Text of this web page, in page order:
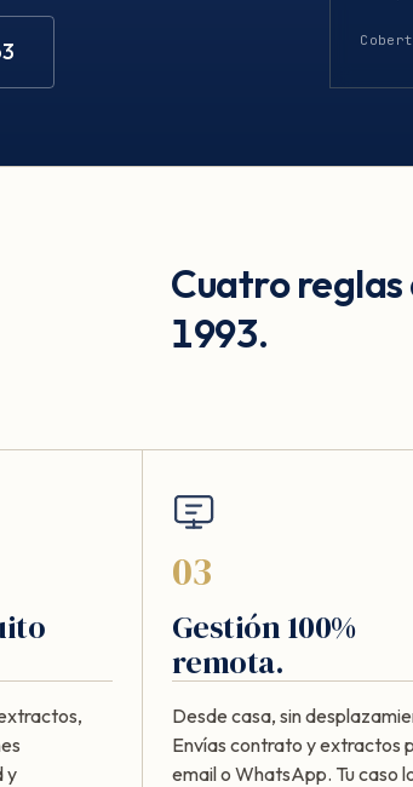
Cuatro reglas
1993.
y
03
Gestión 100%
remota.
Desde casa, sin
Envías contrato y extractos
email o WhatsApp. Tu caso